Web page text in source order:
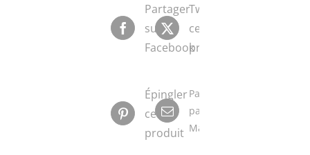
Partager
sur
Facebook
Tweeter
ce
produit
Épingler
ce
produit
Partager
par
Mail